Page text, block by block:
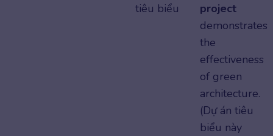
tiêu biểu
project
demonstrates
the
effectiveness
of green
architecture.
(Dự án tiêu
biểu này